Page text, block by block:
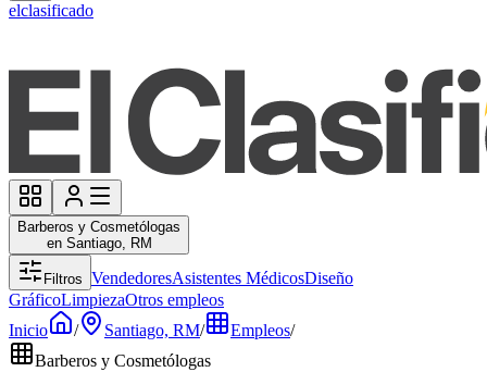
elclasificado
Barberos y Cosmetólogas
en Santiago, RM
Filtros VendedoresAsistentes MédicosDiseño
GráficoLimpiezaOtros empleos
Inicio
/ Santiago, RM/ Empleos/
Barberos y Cosmetólogas